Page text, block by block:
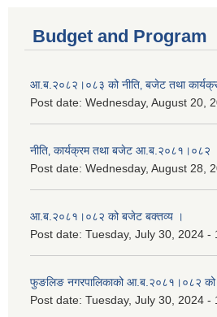
Budget and Program
आ.ब.२०८२।०८३ को नीति‚ बजेट तथा
Post date: Wednesday, August 20,
नीति‚ कार्यक्रम तथा बजेट आ.ब.२०८१।०८२
Post date: Wednesday, August 28,
आ.ब.२०८१।०८२ को बजेट बक्तव्य ।
Post date: Tuesday, July 30, 2024 -
फुङलिङ नगरपालिकाको आ.ब.२०८१।०८२ को
Post date: Tuesday, July 30, 2024 -